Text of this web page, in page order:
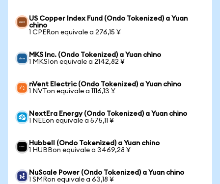
US Copper Index Fund (Ondo Tokenized) a Yuan
chino
1 CPERon equivale a 276,15 ¥
MKS Inc. (Ondo Tokenized) a Yuan chino
1 MKSIon equivale a 2142,82 ¥
nVent Electric (Ondo Tokenized) a Yuan chino
1 NVTon equivale a 1116,13 ¥
NextEra Energy (Ondo Tokenized) a Yuan chino
1 NEEon equivale a 575,11 ¥
Hubbell (Ondo Tokenized) a Yuan chino
1 HUBBon equivale a 3469,28 ¥
NuScale Power (Ondo Tokenized) a Yuan chino
1 SMRon equivale a 63,18 ¥